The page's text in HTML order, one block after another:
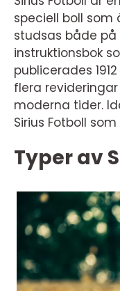
speciell boll
studsas både på
instruktionsbok
publicerades
flera
moderna tider.
Sirius Fotboll
Typer av